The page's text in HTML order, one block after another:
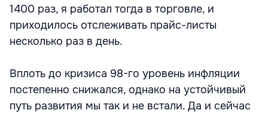
1400 раз, я работал тогда в торговле, и
приходилось отслеживать прайс-листы
несколько раз в день.
Вплоть до кризиса 98-го уровень инфляции
постепенно снижался, однако на устойчивый
путь развития мы так и не встали. Да и сейчас